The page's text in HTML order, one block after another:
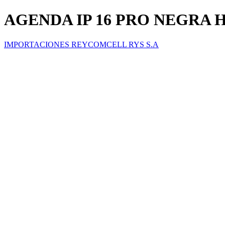
AGENDA IP 16 PRO NEGRA
IMPORTACIONES REYCOMCELL RYS S.A